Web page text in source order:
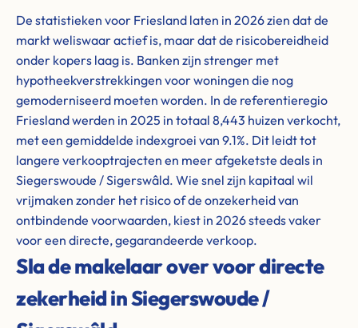
De statistieken voor Friesland laten in 2026 zien dat de
markt weliswaar actief is, maar dat de risicobereidheid
onder kopers laag is. Banken zijn strenger met
hypotheekverstrekkingen voor woningen die nog
gemoderniseerd moeten worden. In de referentieregio
Friesland werden in 2025 in totaal 8,443 huizen verkocht,
met een gemiddelde indexgroei van 9.1%. Dit leidt tot
langere verkooptrajecten en meer afgeketste deals in
Siegerswoude / Sigerswâld. Wie snel zijn kapitaal wil
vrijmaken zonder het risico of de onzekerheid van
ontbindende voorwaarden, kiest in 2026 steeds vaker
voor een directe, gegarandeerde verkoop.
Sla de makelaar over voor directe
zekerheid in Siegerswoude /